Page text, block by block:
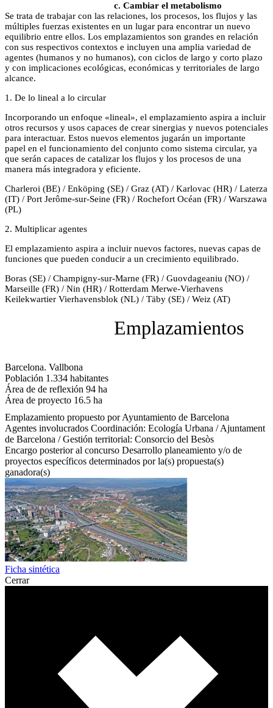
c. Cambiar el metabolismo
Se trata de trabajar con las relaciones, los procesos, los flujos y las
múltiples fuerzas existentes en un lugar para encontrar un nuevo
equilibrio entre ellos. Los emplazamientos son grandes en relación
con sus respectivos contextos e incluyen una amplia variedad de
agentes (humanos y no humanos), con ciclos de largo y corto plazo
y con implicaciones ecológicas, económicas y territoriales de largo
alcance.
1. De lo lineal a lo circular
Incorporando un enfoque «lineal», el emplazamiento aspira a incluir
otros recursos y usos capaces de crear sinergias y nuevos potenciales
para interactuar. Estos nuevos elementos jugarán un importante
papel en el funcionamiento del conjunto como sistema circular, ya
que serán capaces de catalizar los flujos y los procesos de una
manera más integradora y eficiente.
Charleroi (BE) / Enköping (SE) / Graz (AT) / Karlovac (HR) / Laterza
(IT) / Port Jerôme-sur-Seine (FR) / Rochefort Océan (FR) / Warszawa
(PL)
2. Multiplicar agentes
El emplazamiento aspira a incluir nuevos factores, nuevas capas de
funciones que pueden conducir a un crecimiento equilibrado.
Boras (SE) / Champigny-sur-Marne (FR) / Guovdageaniu (NO) /
Marseille (FR) / Nin (HR) / Rotterdam Merwe-Vierhavens
Keilekwartier Vierhavensblok (NL) / Täby (SE) / Weiz (AT)
Emplazamientos
Barcelona. Vallbona
Población 1.334 habitantes
Área de de reflexión 94 ha
Área de proyecto 16.5 ha
Emplazamiento propuesto por Ayuntamiento de Barcelona
Agentes involucrados Coordinación: Ecología Urbana / Ajuntament
de Barcelona / Gestión territorial: Consorcio del Besòs
Encargo posterior al concurso Desarrollo planeamiento y/o de
proyectos específicos determinados por la(s) propuesta(s)
ganadora(s)
Ficha sintética
Cerrar